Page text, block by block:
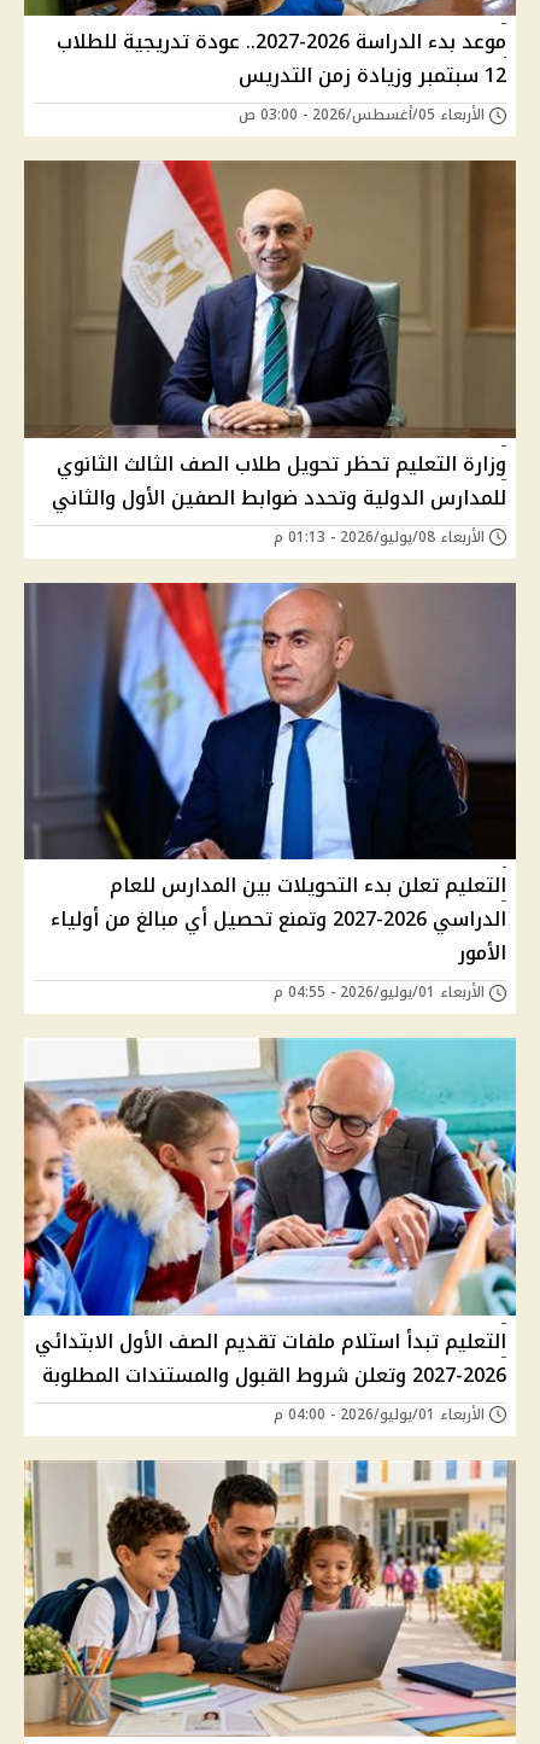
موعد بدء الدراسة 2026-2027.. عودة تدريجية للطلاب
12 سبتمبر وزيادة زمن التدريس
الأربعاء 05/أغسطس/2026 - 03:00 ص
وزارة التعليم تحظر تحويل طلاب الصف الثالث الثانوي
للمدارس الدولية وتحدد ضوابط الصفين الأول والثاني
الأربعاء 08/يوليو/2026 - 01:13 م
التعليم تعلن بدء التحويلات بين المدارس للعام
الدراسي 2026-2027 وتمنع تحصيل أي مبالغ من أولياء
الأمور
الأربعاء 01/يوليو/2026 - 04:55 م
التعليم تبدأ استلام ملفات تقديم الصف الأول الابتدائي
2026-2027 وتعلن شروط القبول والمستندات المطلوبة
الأربعاء 01/يوليو/2026 - 04:00 م